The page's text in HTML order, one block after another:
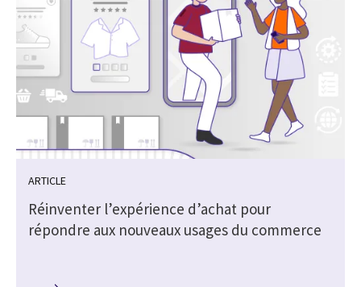
ARTICLE
Réinventer l’expérience d’achat pour
répondre aux nouveaux usages du commerce